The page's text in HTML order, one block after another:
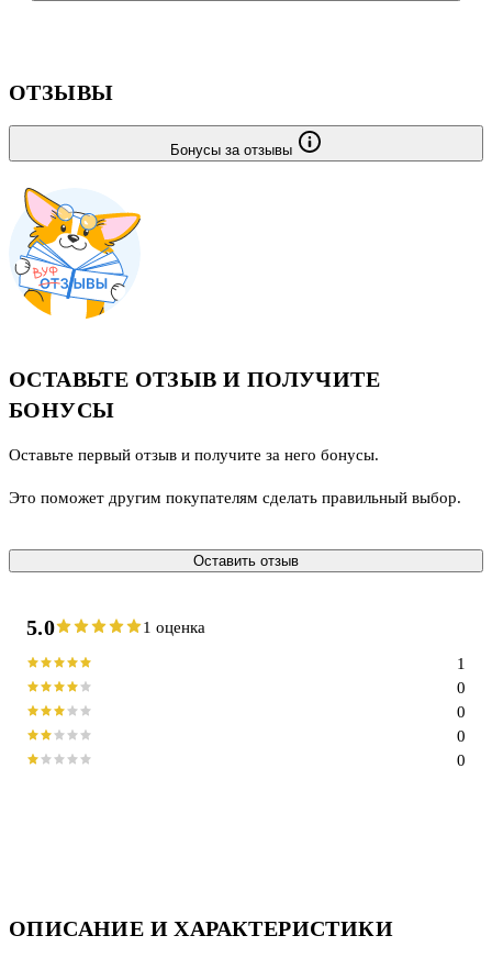
ОПИСАНИЕ И ХАРАКТЕРИСТИКИ
ОТЗЫВЫ
Бонусы за отзывы
ОСТАВЬТЕ ОТЗЫВ И ПОЛУЧИТЕ
БОНУСЫ
Оставьте первый отзыв и получите за него бонусы.
Это поможет другим покупателям сделать правильный выбор.
Оставить отзыв
5.0 1 оценка
0
0
0
0
1